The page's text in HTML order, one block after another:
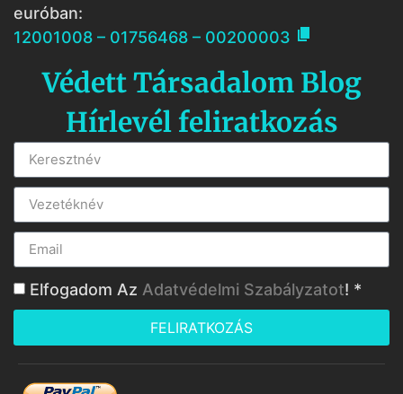
euróban:
12001008 – 01756468 – 00200003 
Védett Társadalom Blog
Hírlevél feliratkozás
Elfogadom Az Adatvédelmi Szabályzatot! *
FELIRATKOZÁS